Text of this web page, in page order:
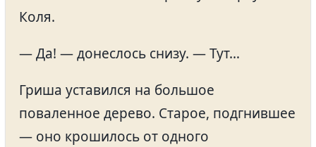
Коля.
— Да! — донеслось снизу. — Тут…
Гриша уставился на большое
поваленное дерево. Старое, подгнившее
— оно крошилось от одного